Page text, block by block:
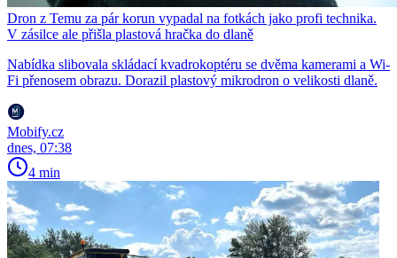
Dron z Temu za pár korun vypadal na fotkách jako profi technika.
V zásilce ale přišla plastová hračka do dlaně
Nabídka slibovala skládací kvadrokoptéru se dvěma kamerami a Wi-
Fi přenosem obrazu. Dorazil plastový mikrodron o velikosti dlaně.
Mobify.cz
dnes, 07:38
4 min